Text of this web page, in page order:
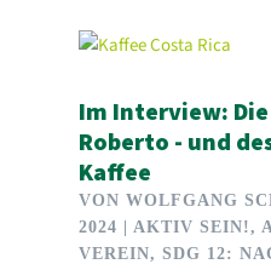
Im Interview:
Roberto - und
Kaffee
VON WOLFGANG
2024 | AKTIV SEIN!,
VEREIN, SDG 12: